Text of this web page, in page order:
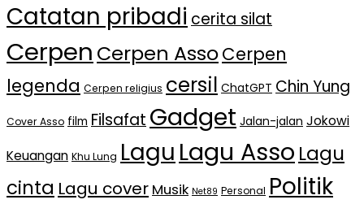
Catatan pribadi cerita silat
Cerpen Cerpen AssoCerpen
legenda Cerpen religius cersil ChatGPT Chin Yung
Cover Asso film Filsafat Gadget Jalan-jalan Jokowi
Keuangan Khu Lung Lagu Lagu Asso Lagu
cinta Lagu cover Musik Net89 Personal Politik